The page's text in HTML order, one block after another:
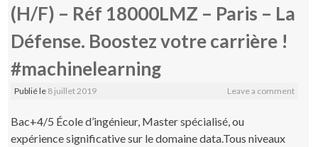
(H/F) – Réf 18000LMZ – Paris – La
Défense. Boostez votre carrière !
#machinelearning
Publié le 8 juillet 2019 Leave a comment
Bac+4/5 École d’ingénieur, Master spécialisé, ou
expérience significative sur le domaine data.Tous niveaux